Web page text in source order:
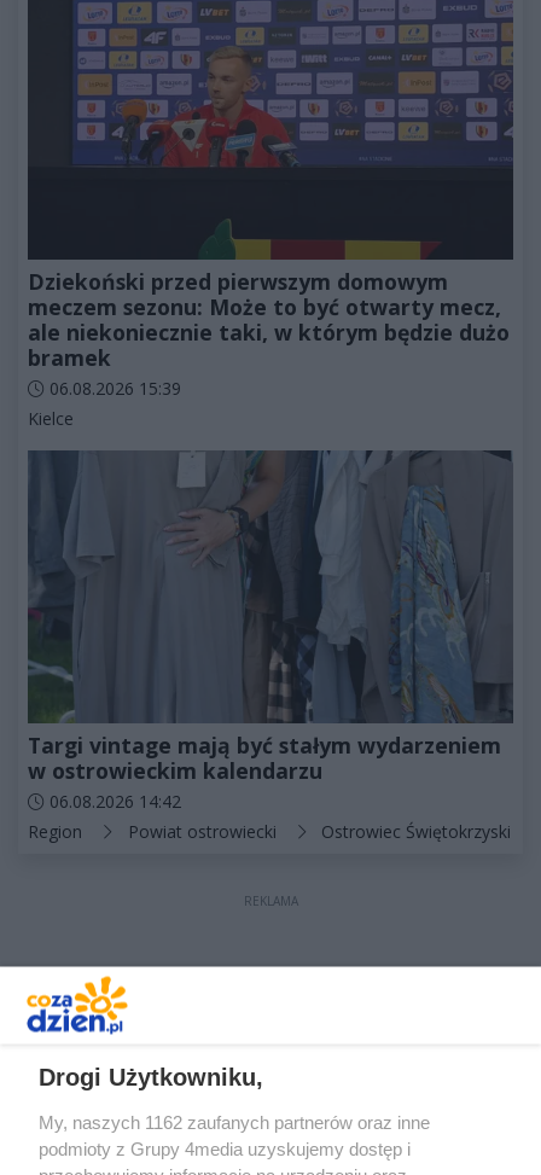
Dziekoński przed pierwszym domowym
meczem sezonu: Może to być otwarty mecz,
ale niekoniecznie taki, w którym będzie dużo
bramek
Data dodania artykułu:
06.08.2026 15:39
Kategorie artykułu:
Kielce
Targi vintage mają być stałym wydarzeniem
w ostrowieckim kalendarzu
Data dodania artykułu:
06.08.2026 14:42
Kategorie artykułu:
Region Powiat ostrowiecki Ostrowiec Świętokrzyski
REKLAMA
Drogi Użytkowniku,
My, naszych 1162 zaufanych partnerów oraz inne
podmioty z Grupy 4media uzyskujemy dostęp i